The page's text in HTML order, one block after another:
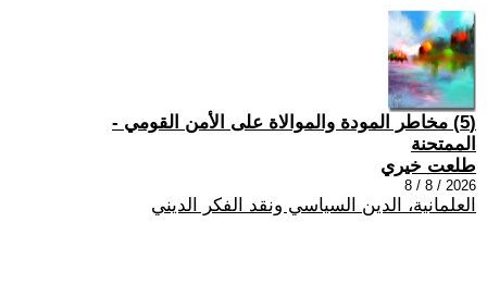
(5) مخاطر المودة والموالاة على الأمن القومي -
الممتحنة
طلعت خيري
2026 / 8 / 8
العلمانية، الدين السياسي ونقد الفكر الديني